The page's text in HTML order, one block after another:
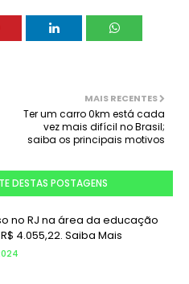
MAIS RECENTES
Ter um carro 0km está cada
vez mais difícil no Brasil;
saiba os principais motivos
DESTAS POSTAGENS
no RJ na área da educação
4.055,22. Saiba Mais